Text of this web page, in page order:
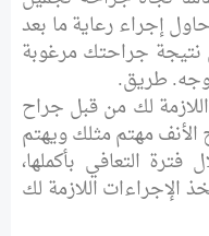
إجراء رعاية ما بعد
جراحتك مرغوبة
طريق.
لك من قبل جراح
مهتم مثلك ويهتم
التعافي بأكملها،
اللازمة لك